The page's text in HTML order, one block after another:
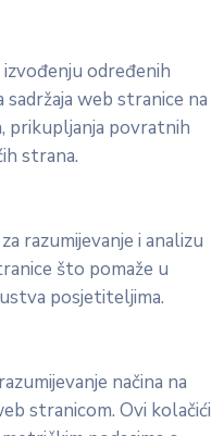
određenih
web stranice na
prikupljanja povratnih
strana.
razumijevanje i analizu
što pomaže u
posjetiteljima.
načina na
stranicom. Ovi kolačići